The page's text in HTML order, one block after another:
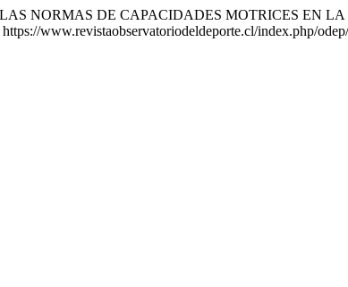
NORMAS DE CAPACIDADES MOTRICES EN
www.revistaobservatoriodeldeporte.cl/index.php/